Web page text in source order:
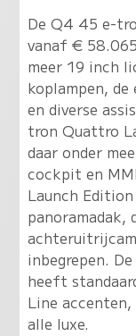
De Q4 45 e-
vanaf €
meer 19 inch
koplampen,
en diverse
tron Quattro
daar onder
cockpit en
Launch
panoramadak,
inbegrepen.
heeft
Line
alle luxe.